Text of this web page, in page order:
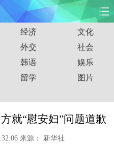
国际 财经
人事 教育
华人 汽车
房产
经济
文化
外交
社会
韩语
娱乐
留学
图片
就“慰安妇”问题道歉
来源： 新华社